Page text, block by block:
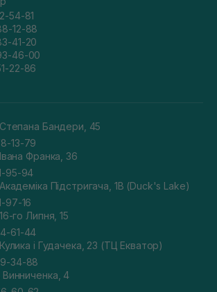
54-81
12-88
41-20
46-00
22-86
Степана Бандери, 45
13-79
Франка, 36
95-94
Підстригача, 1В (Duck's Lake)
97-16
го Липня, 15
61-44
і Гудачека, 23 (ТЦ Екватор)
34-88
Винниченка, 4